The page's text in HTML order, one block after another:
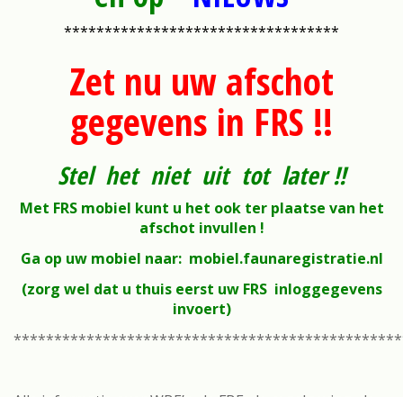
**********************************
Zet nu uw afschot
gegevens in FRS !!
Stel het niet uit tot later !!
Met FRS mobiel kunt u het ook ter plaatse van het
afschot invullen !
Ga op uw mobiel naar: mobiel.faunaregistratie.nl
(zorg wel dat u thuis eerst uw FRS inloggegevens
invoert)